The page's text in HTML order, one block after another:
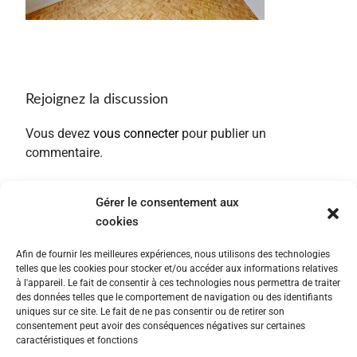
Gérer le consentement aux
cookies
Afin de fournir les meilleures expériences, nous utilisons des technologies
telles que les cookies pour stocker et/ou accéder aux informations relatives
à l'appareil. Le fait de consentir à ces technologies nous permettra de traiter
des données telles que le comportement de navigation ou des identifiants
uniques sur ce site. Le fait de ne pas consentir ou de retirer son
consentement peut avoir des conséquences négatives sur certaines
caractéristiques et fonctions
Rejoignez la discussion
Vous devez vous connecterpour publier un
commentaire.